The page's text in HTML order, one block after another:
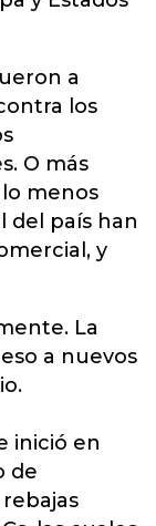
a
los
O más
menos
del país han
y
La
a nuevos
inició en
de